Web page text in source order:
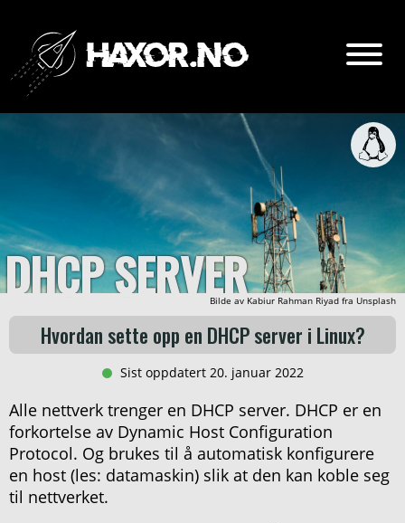
Go
Intro
DHCP detaljer
Installasjon av DHCP server
Om haxor.no
DHCP SERVER
Bilde av Kabiur Rahman Riyad fra Unsplash
Hvordan sette opp en DHCP server i Linux?
Sist oppdatert 20. januar 2022
Alle nettverk trenger en DHCP server. DHCP er en
forkortelse av Dynamic Host Configuration
Protocol. Og brukes til å automatisk konfigurere
en host (les: datamaskin) slik at den kan koble seg
til nettverket.